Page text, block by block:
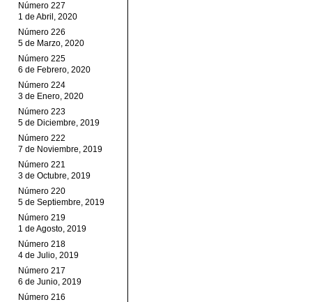
Número 227
1 de Abril, 2020
Número 226
5 de Marzo, 2020
Número 225
6 de Febrero, 2020
Número 224
3 de Enero, 2020
Número 223
5 de Diciembre, 2019
Número 222
7 de Noviembre, 2019
Número 221
3 de Octubre, 2019
Número 220
5 de Septiembre, 2019
Número 219
1 de Agosto, 2019
Número 218
4 de Julio, 2019
Número 217
6 de Junio, 2019
Número 216